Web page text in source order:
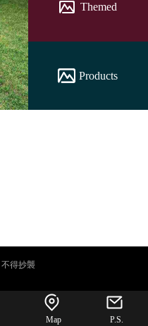
Themed
Products
不得抄襲
Map P.S.